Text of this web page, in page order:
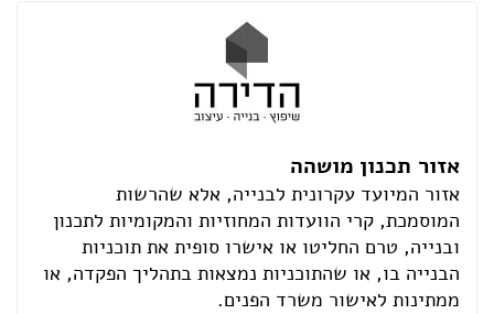
אזור תכנון מושהה
אזור המיועד עקרונית לבנייה, אלא שהרשות
המוסמכת, קרי הוועדות המחוזיות והמקומיות לתכנון
ובנייה, טרם החליטו או אישרו סופית את תוכניות
הבנייה בו, או שהתוכניות נמצאות בתהליך הפקדה, או
ממתינות לאישור משרד הפנים.